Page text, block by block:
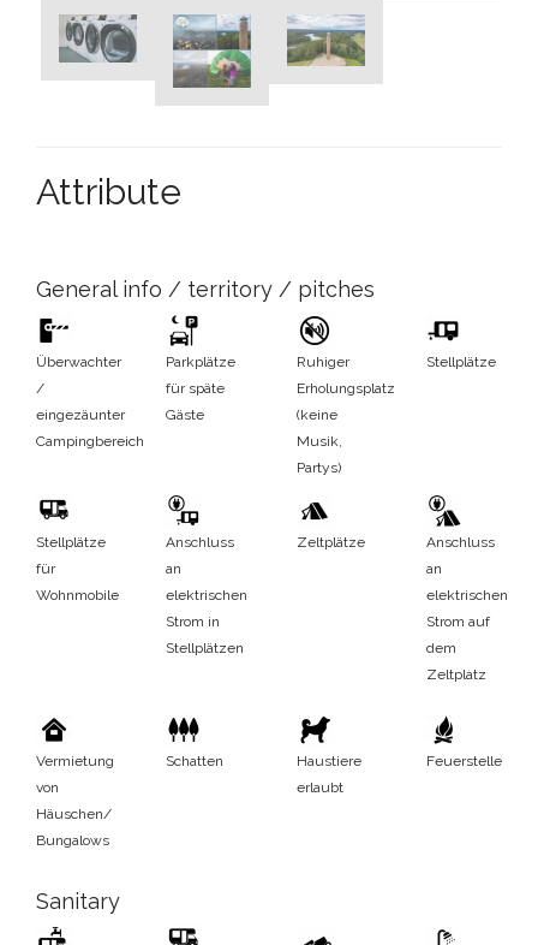
Attribute
General info / territory / pitches
Überwachter
/
eingezäunter
Campingbereich
Parkplätze
für späte
Gäste
Ruhiger
Erholungsplatz
(keine
Musik,
Partys)
Stellplätze
Stellplätze
für
Wohnmobile
Anschluss
an
elektrischen
Strom in
Stellplätzen
Zeltplätze
Anschluss
an
elektrischen
Strom auf
dem
Zeltplatz
Vermietung
von
Häuschen/
Bungalows
Schatten
Haustiere
erlaubt
Feuerstelle
Sanitary